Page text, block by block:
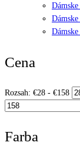
Cena
Rozsah: €28 - €158
Farba